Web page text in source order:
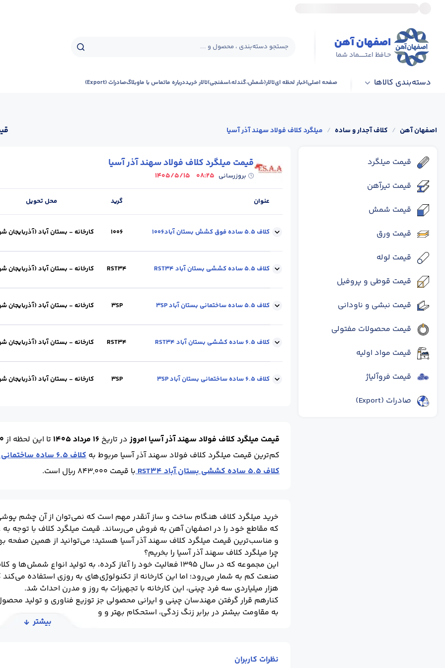
اصفهان آهن
حـافظ اعتــــــماد شما
جستجو دسته‌بندی ، محصول و ...
دسته‌بندی کالاها صفحه اصلیاخبار لحظه ایتالار(شمش،گندله،اسفنجی)تالار خریددرباره ماتماس با ماوبلاگصادرات (Export)
اصفهان آهن / کلاف آجدار و ساده / میلگرد کلاف فولاد سهند آذر آسیا
قیمت میلگرد
قیمت تیرآهن
قیمت شمش
قیمت ورق
قیمت لوله
قیمت قوطی و پروفیل
قیمت نبشی و ناودانی
قیمت محصولات مفتولی
قیمت مواد اولیه
قیمت فروآلیاژ
صادرات (Export)
قیمت میلگرد کلاف فولاد سهند آذر آسیا
بروزرسانی 08:25
1405/5/15
عنوان گرید محل تحویل
کلاف 5.5 ساده فوق کشش بستان آباد1006 1006 کارخانه - بستان آباد (آذربایجان
سایز : 5.5 نوع کلاف :ساده برند کارخانه : فولاد سهند آذر آسیا گرید : 1006 واحد :کیلوگرم کلاف 5.5 ساده کششی بستان آباد RST34 RST34 کارخانه - بستان آباد (آذربایجان
سایز : 5.5 نوع کلاف :ساده برند کارخانه : فولاد سهند آذر آسیا گرید : RST34 واحد : کلاف 5.5 ساده ساختمانی بستان آباد 3SP 3SP کارخانه - بستان آباد (آذربایجان
سایز : 5.5 نوع کلاف : ساده برند کارخانه : فولاد سهند آذر آسیا گرید : 3SP واحد :کیلوگرم کلاف 6.5 ساده کششی بستان آباد RST34 RST34 کارخانه - بستان آباد (آذربایجان
سایز : 6.5 نوع کلاف :ساده برند کارخانه : فولاد سهند آذر آسیا گرید : RST34 واحد :کیلوگرم کلاف 6.5 ساده ساختمانی بستان آباد 3SP 3SP کارخانه - بستان آباد (آذربایجان
قیمت میلگرد کلاف فولاد سهند آذر آسیا امروزدر تاریخ16 مرداد 1405 تا این لحظه از
کم‌ترین قیمت میلگرد کلاف فولاد سهند آذر آسیا مربوط بهکلاف 6.5 ساده ساختمانی بستان آباد 3SP
کلاف 5.5 ساده کششی بستان آباد RST34
با قیمت 843,000 ریال است.
خرید میلگرد کلاف هنگام ساخت و ساز آنقدر مهم است که نمی‌توان از آن چشم پوشی
که مقاطع خود را در اصفهان آهن به فروش می‌رساند. قیمت میلگرد کلاف با توجه به
و مناسب‌ترین قیمت میلگرد کلاف سهند آذر آسیا هستید؛ می‌توانید از همین صفحه
چرا میلگرد کلاف سهند آذر آسیا را بخریم؟
این مجموعه که در سال ۱۳۹۵ فعالیت خود را آغاز کرده، به
هزار میلیاردی سه فرد چینی، این کارخانه با تجهیزات به روز و مدرن احداث شد.
کنارهم قرار گرفتن مهندسان چینی و ایرانی محصولی جز توزیع فناوری و تولید
به مقاومت بیشتر در برابر زنگ زدگی، استحکام بهتر و وزن کمتر اشاره کرد.
مقاطع فولادی که در کارخانه سهند آذر آسیا تولید می‌شوند؛ در گریدهای مختلف
بیشتر
نظرات کاربران